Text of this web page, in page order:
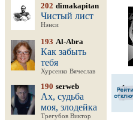
202 dimakapitan
Чистый лист
Нэнси
193 Al-Abra
Как забыть
тебя
Хурсенко Вячеслав
190 serweb
Ах, судьба
моя, злодейка
Трегубов Виктор